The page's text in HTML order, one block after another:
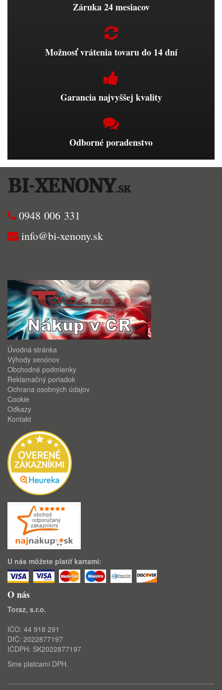
Záruka 24 mesiacov
Možnosť vrátenia tovaru do 14 dní
Garancia najvyššej kvality
Odborné poradenstvo
0948 006 331
info@bi-xenony.sk
Úvodná stránka
Výhody xenónov
Obchodné podmienky
Reklamačný poriadok
Ochrana osobných údajov
Cookie
Odkazy
Kontakt
U nás môžete platiť kartami:
O nás
Toraz, s.r.o.
IČO: 44 918 291
DIČ: 2022877197
IČDPH: SK2022877197
Sme platcami DPH.